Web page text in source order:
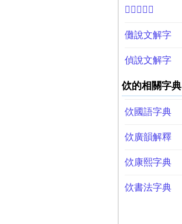
𧡬說文解字
儺說文解字
偵說文解字
佽的相關字典
佽國語字典
佽廣韻解釋
佽康熙字典
佽書法字典